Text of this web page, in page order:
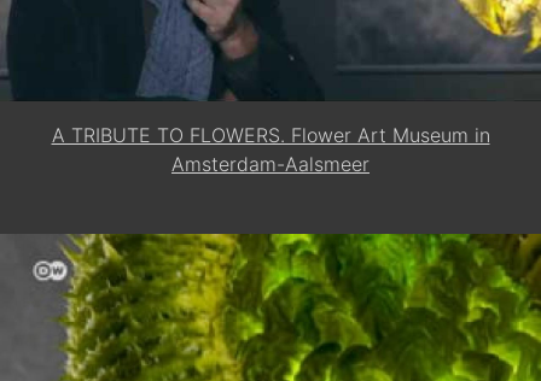
A TRIBUTE TO FLOWERS. Flower Art Museum in
Amsterdam-Aalsmeer